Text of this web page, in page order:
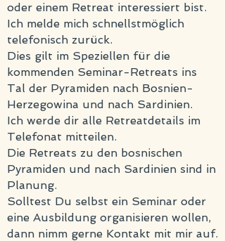
oder einem Retreat interessiert bist.
Ich melde mich schnellstmöglich
telefonisch zurück.
Dies gilt im Speziellen für die
kommenden Seminar-Retreats ins
Tal der Pyramiden nach Bosnien-
Herzegowina und nach Sardinien.
Ich werde dir alle Retreatdetails im
Telefonat mitteilen.
Die Retreats zu den bosnischen
Pyramiden und nach Sardinien sind in
Planung.
Solltest Du selbst ein Seminar oder
eine Ausbildung organisieren wollen,
dann nimm gerne Kontakt mit mir auf.